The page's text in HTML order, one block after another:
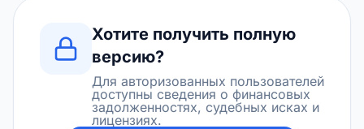
Хотите получить полную
версию?
Для авторизованных пользователей
доступны сведения о финансовых
задолженностях, судебных исках и
лицензиях.